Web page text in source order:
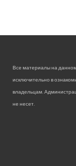
Все материалы на данном
исключительно в
владельцам.
не несет.